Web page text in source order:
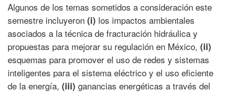
Algunos de los temas sometidos a consideración este
semestre incluyeron (i) los impactos ambientales
asociados a la técnica de fracturación hidráulica y
propuestas para mejorar su regulación en México, (ii)
esquemas para promover el uso de redes y sistemas
inteligentes para el sistema eléctrico y el uso eficiente
de la energía, (iii) ganancias energéticas a través del